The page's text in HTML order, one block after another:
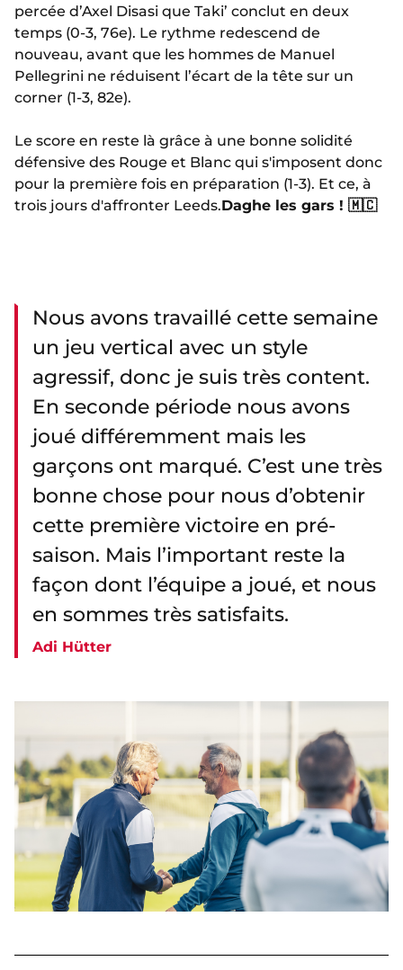
percée d’Axel Disasi que Taki’ conclut en deux
temps (0-3, 76e). Le rythme redescend de
nouveau, avant que les hommes de Manuel
Pellegrini ne réduisent l’écart de la tête sur un
corner (1-3, 82e).
Le score en reste là grâce à une bonne solidité
défensive des Rouge et Blanc qui s'imposent donc
pour la première fois en préparation (1-3). Et ce, à
trois jours d'affronter Leeds.Daghe les gars ! 🇲🇨
Nous avons travaillé cette semaine
un jeu vertical avec un style
agressif, donc je suis très content.
En seconde période nous avons
joué différemment mais les
garçons ont marqué. C’est une très
bonne chose pour nous d’obtenir
cette première victoire en pré-
saison. Mais l’important reste la
façon dont l’équipe a joué, et nous
en sommes très satisfaits.
Adi Hütter